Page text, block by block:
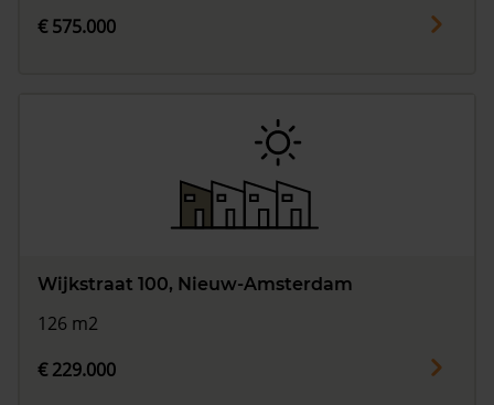
€ 575.000
Wijkstraat 100, Nieuw-Amsterdam
126 m2
€ 229.000